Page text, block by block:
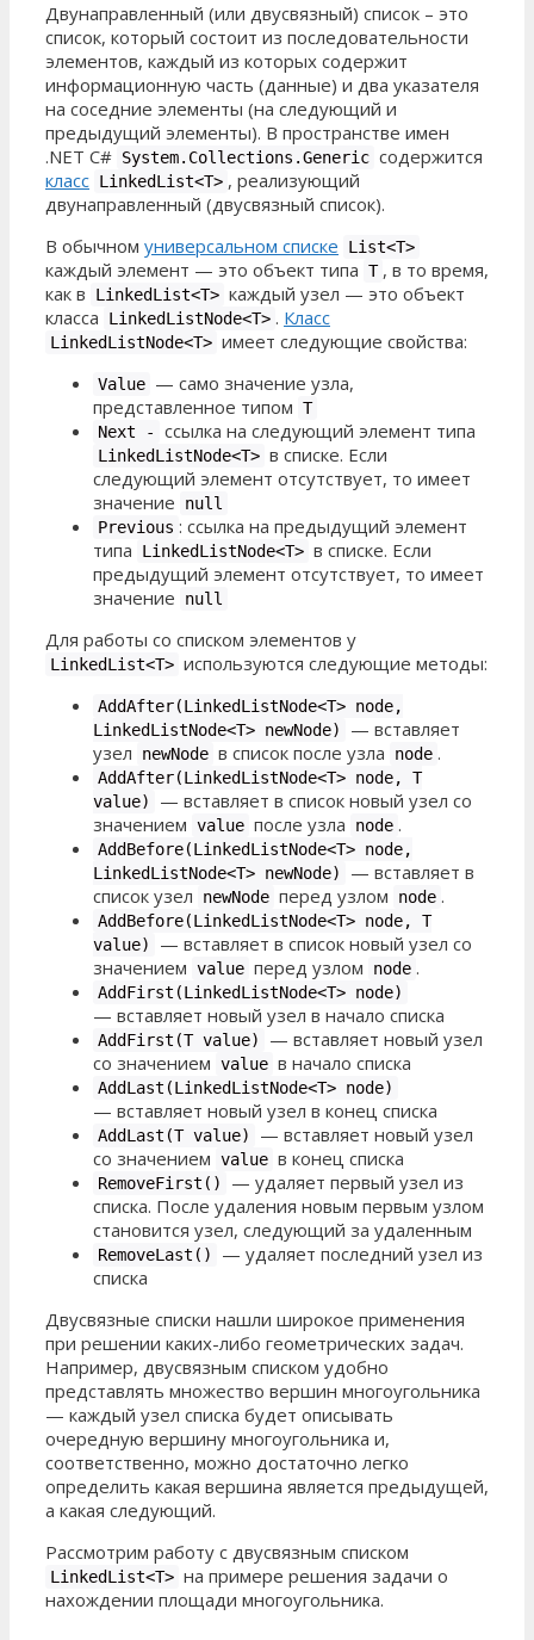
Двунаправленный (или двусвязный) список – это
список, который состоит из последовательности
элементов, каждый из которых содержит
информационную часть (данные) и два указателя
на соседние элементы (на следующий и
предыдущий элементы). В пространстве имен
.NET C# System.Collections.Generic содержится
класс LinkedList<T> , реализующий
двунаправленный (двусвязный список).
В обычном универсальном списке List<T>
каждый элемент — это объект типа T , в то время,
как в
LinkedList<T> каждый узел — это объект
класса
LinkedListNode<T> . Класс
LinkedListNode<T> имеет следующие свойства:
Value — само значение узла,
представленное типом T
Next -
ссылка на следующий элемент типа
LinkedListNode<T> в списке. Если
следующий элемент отсутствует, то имеет
значение
null
Previous : ссылка на предыдущий элемент
типа
LinkedListNode<T> в списке. Если
предыдущий элемент отсутствует, то имеет
значение
null
Для работы со списком элементов у
LinkedList<T> используются следующие методы:
AddAfter(LinkedListNode<T> node,
LinkedListNode<T> newNode)
— вставляет
узел
newNode в список после узла node .
AddAfter(LinkedListNode<T> node, T
value)
— вставляет в список новый узел со
значением value после узла node .
AddBefore(LinkedListNode<T> node,
LinkedListNode<T> newNode)
— вставляет в
список узел
newNode перед узлом node .
AddBefore(LinkedListNode<T> node, T
value)
— вставляет в список новый узел со
значением value перед узлом node .
AddFirst(LinkedListNode<T> node)
— вставляет новый узел в начало списка
AddFirst(T value) — вставляет новый узел
со значением value в начало списка
AddLast(LinkedListNode<T> node)
— вставляет новый узел в конец списка
AddLast(T value) — вставляет новый узел
со значением value в конец списка
RemoveFirst() — удаляет первый узел из
списка. После удаления новым первым узлом
становится узел, следующий за удаленным
RemoveLast() — удаляет последний узел из
списка
Двусвязные списки нашли широкое применения
при решении каких-либо геометрических задач.
Например, двусвязным списком удобно
представлять множество вершин многоугольника
— каждый узел списка будет описывать
очередную вершину многоугольника и,
соответственно, можно достаточно легко
определить какая вершина является предыдущей,
а какая следующий.
Рассмотрим работу с двусвязным списком
LinkedList<T> на примере решения задачи о
нахождении площади многоугольника.